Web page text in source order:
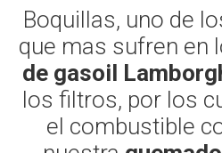
Boquillas, uno de
que mas sufren en
de gasoil
los filtros, por los
el combustible